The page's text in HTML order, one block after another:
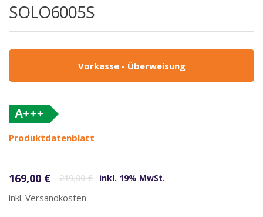
SOLO6005S
Vorkasse - Überweisung
A+++
Produktdatenblatt
219,00€
169,00 € inkl. 19% MwSt.
inkl. Versandkosten